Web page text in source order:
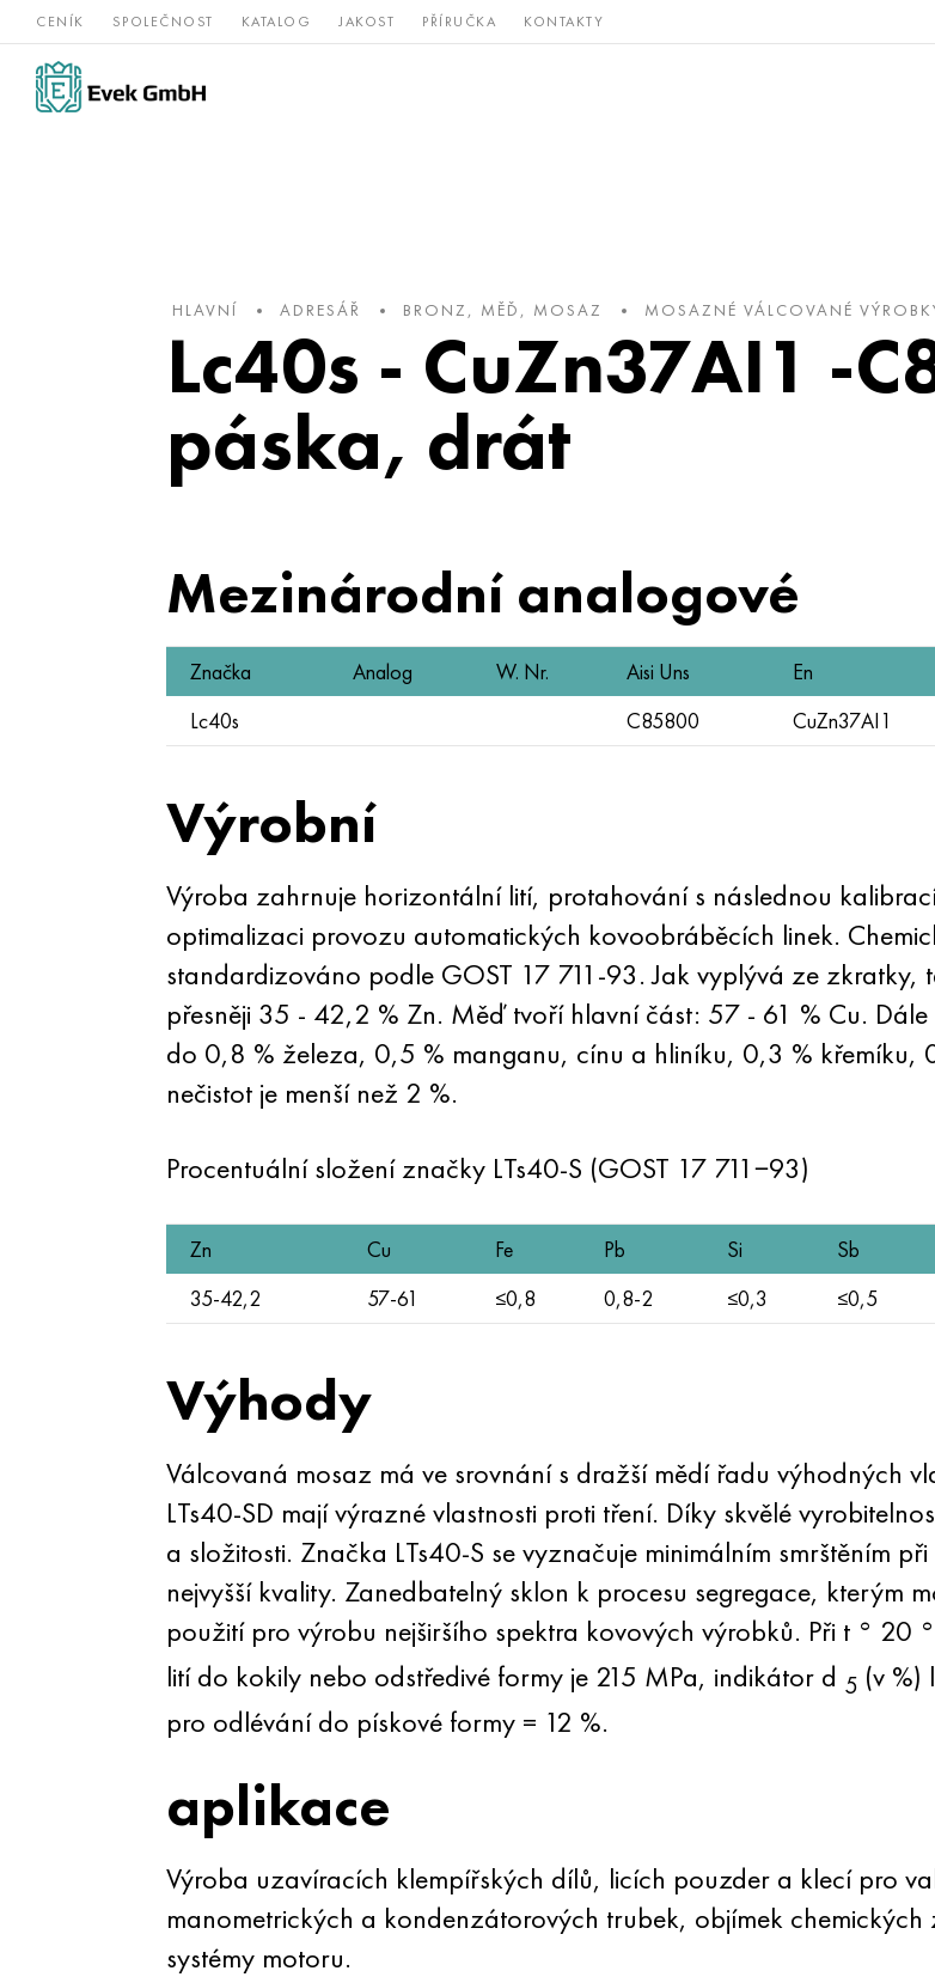
CENÍK SPOLEČNOST KATALOG JAKOST PŘÍRUČKA KONTAKTY
Slitiny
niklu
nerezová Vzácné a Bronz, měď,
HLAVNÍ ADRESÁŘ BRONZ, MĚĎ, MOSAZ MOSAZNÉ VÁLCOVANÉ
Lc40s - CuZn37AI1 -
páska, drát
Mezinárodní analogové
Značka Analog W. Nr. Aisi Uns En
Lc40s
C85800 CuZn37AI1
Výrobní
Výroba zahrnuje horizontální lití, protahování s následnou
optimalizaci provozu automatických kovoobráběcích linek.
standardizováno podle GOST 17711-93. Jak vyplývá ze zkratky,
přesněji 35 - 42,2 % Zn. Měď tvoří hlavní část: 57 - 61 % Cu.
do 0,8 % železa, 0,5 % manganu, cínu a hliníku, 0,3 % křemíku,
nečistot je menší než 2 %.
Procentuální složení značky LTs40-S (GOST 17 711−93)
Zn Cu Fe Pb Si Sb
35-42,2
57-61 ≤0,8 0,8-2 ≤0,3 ≤0,5
Výhody
Válcovaná mosaz má ve srovnání s dražší mědí řadu výhodných
LTs40-SD mají výrazné vlastnosti proti tření. Díky skvělé
a složitosti. Značka LTs40-S se vyznačuje minimálním smrštěním
nejvyšší kvality. Zanedbatelný sklon k procesu segregace, kterým
použití pro výrobu nejširšího spektra kovových výrobků. Při t ° 20
lití do kokily nebo odstředivé formy je 215 MPa, indikátor d 5(v %)
pro odlévání do pískové formy = 12 %.
aplikace
Výroba uzavíracích klempířských dílů, licích pouzder a klecí pro
manometrických a kondenzátorových trubek, objímek
systémy motoru.